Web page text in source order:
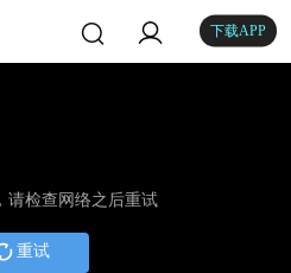
下载APP
请检查网络之后重试
重试